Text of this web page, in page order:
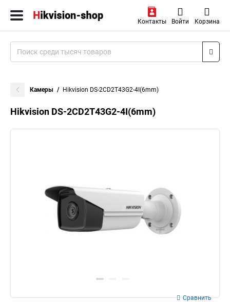
Контакты Войти Корзина
Камеры Hikvision DS-2CD2T43G2-4I(6mm)
Hikvision DS-2CD2T43G2-4I(6mm)
Сравнить